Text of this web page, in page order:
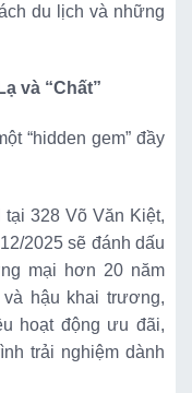
du lịch và những
và “Chất”
“hidden gem” đầy
328 Võ Văn Kiệt,
2025 sẽ đánh dấu
mại hơn 20 năm
hậu khai trương,
hoạt động ưu đãi,
trải nghiệm dành